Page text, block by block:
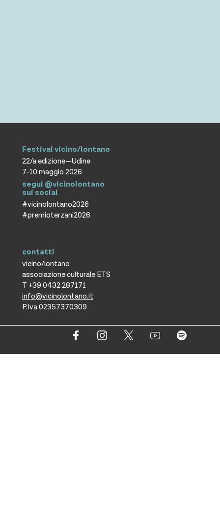
Festival vicino/lontano
22/a edizione—Udine
7-10 maggio 2026
segui @vicinolontano
sui social
#vicinolontano2026
#premioterzani2026
contatti
vicino/lontano
associazione culturale ETS
T +39 0432 287171
info@vicinolontano.it
P.Iva 02357370309
via Francesco Crispi 47